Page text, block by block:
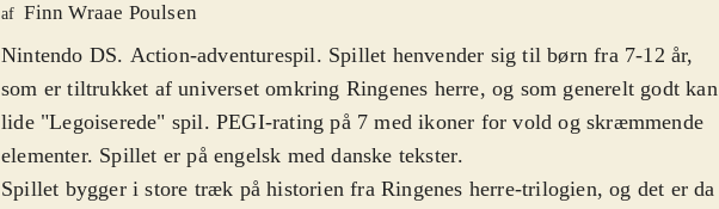
af Finn Wraae Poulsen
Nintendo DS. Action-adventurespil. Spillet henvender sig til børn fra 7-12 år,
som er tiltrukket af universet omkring Ringenes herre, og som generelt godt kan
lide "Legoiserede" spil. PEGI-rating på 7 med ikoner for vold og skræmmende
elementer. Spillet er på engelsk med danske tekster.
Spillet bygger i store træk på historien fra Ringenes herre-trilogien, og det er da